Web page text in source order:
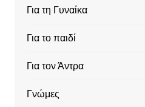
Για τη Γυναίκα
Για το παιδί
Για τον Άντρα
Γνώμες